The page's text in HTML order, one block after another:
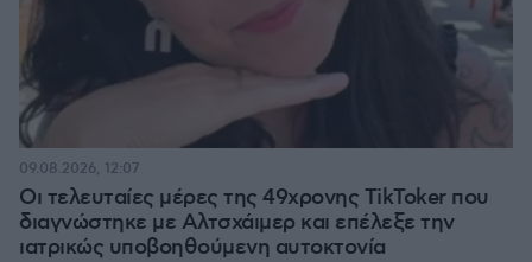
Οι τελευταίες μέρες της 49χρονης TikToker που
διαγνώστηκε με Αλτσχάιμερ και επέλεξε την
ιατρικώς υποβοηθούμενη αυτοκτονία
09.08.2026, 12:07